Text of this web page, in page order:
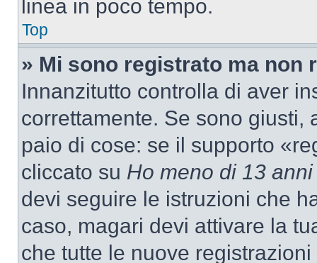
linea in poco tempo.
Top
» Mi sono registrato ma non
Innanzitutto controlla di aver
correttamente. Se sono giusti,
paio di cose: se il supporto
cliccato su Ho meno di 13 anni
devi seguire le istruzioni che
caso, magari devi attivare la
che tutte le nuove